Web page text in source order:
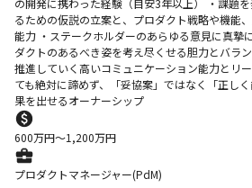
るための仮説の立案と、プロダクト戦略や機能
能力 ・ステークホルダーのあらゆる意見に真摯
ダクトのあるべき姿を考え尽くせる胆力とバラ
推進していく高いコミュニケーション能力とリ
ても絶対に諦めず、「妥協案」ではなく「正し
果を出せるオーナーシップ
600万円〜1,200万円
プロダクトマネージャー(PdM)